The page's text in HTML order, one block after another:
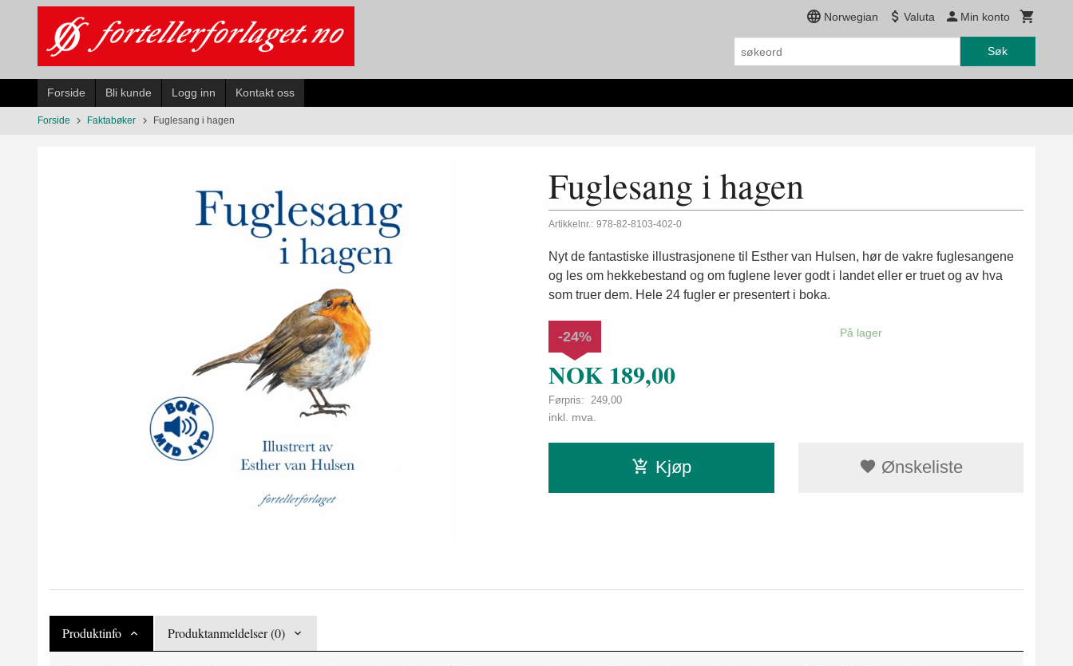
innholdet
Norwegian Valuta Min konto
Søk
Forside Bli kunde Logg inn Kontakt oss
Forside Faktabøker Fuglesang i hagen
Fuglesang i hagen
Artikkelnr.: 978-82-8103-402-0
Nyt de fantastiske illustrasjonene til Esther van Hulsen, hør de vakre fuglesangene
og les om hekkebestand og om fuglene lever godt i landet eller er truet og av hva
som truer dem. Hele 24 fugler er presentert i boka.
NOK 189,00
Førpris: 249,00
Rabatt
-24%
inkl. mva.
På lager
Kjøp Ønskeliste
Produktinfo Produktanmeldelser (0)